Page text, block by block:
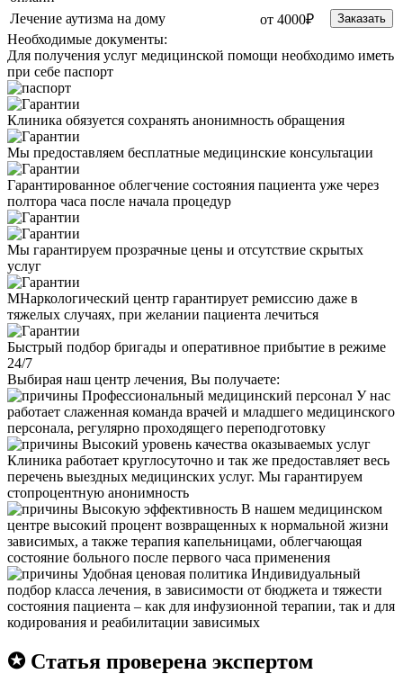
Лечение аутизма на дому от 4000₽ Заказать
Необходимые документы:
Для получения услуг медицинской помощи необходимо иметь
при себе паспорт
Клиника обязуется сохранять анонимность обращения
Мы предоставляем бесплатные медицинские консультации
Гарантированное облегчение состояния пациента уже через
полтора часа после начала процедур
Мы гарантируем прозрачные цены и отсутствие скрытых
услуг
МНаркологический центр гарантирует ремиссию даже в
тяжелых случаях, при желании пациента лечиться
Быстрый подбор бригады и оперативное прибытие в режиме
24/7
Выбирая наш центр лечения, Вы получаете:
Профессиональный медицинский персонал У нас
работает слаженная команда врачей и младшего медицинского
персонала, регулярно проходящего переподготовку
Высокий уровень качества оказываемых услуг
Клиника работает круглосуточно и так же предоставляет весь
перечень выездных медицинских услуг. Мы гарантируем
стопроцентную анонимность
Высокую эффективность В нашем медицинском
центре высокий процент возвращенных к нормальной жизни
зависимых, а также терапия капельницами, облегчающая
состояние больного после первого часа применения
Удобная ценовая политика Индивидуальный
подбор класса лечения, в зависимости от бюджета и тяжести
состояния пациента – как для инфузионной терапии, так и для
кодирования и реабилитации зависимых
✪ Статья проверена экспертом